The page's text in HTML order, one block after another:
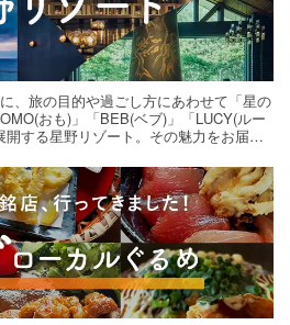
、旅の目的や過ごし方にあわせて「星の
おも)」「BEB(ベブ)」「LUCY(ルー
する星野リゾート。その魅力をお届け